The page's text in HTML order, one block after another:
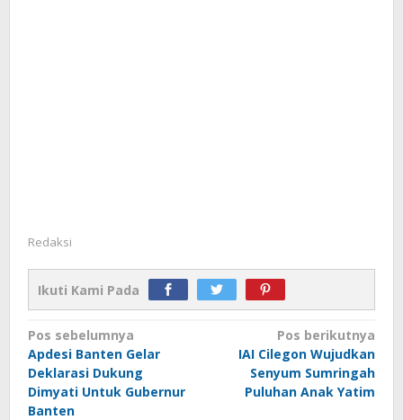
Redaksi
Ikuti Kami Pada
Navigasi
pos
Pos sebelumnya
Apdesi Banten Gelar
Deklarasi Dukung
Dimyati Untuk Gubernur
Banten
Pos berikutnya
IAI Cilegon Wujudkan
Senyum Sumringah
Puluhan Anak Yatim